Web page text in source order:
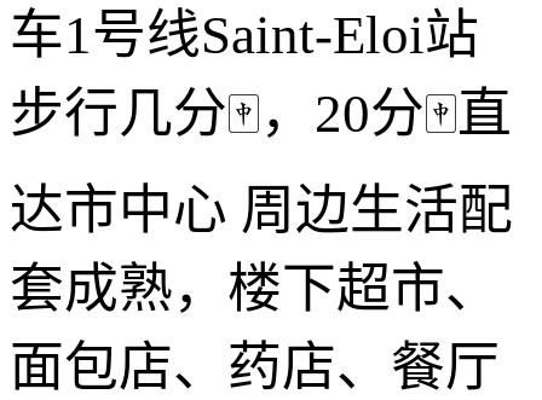
车1号线Saint-Eloi站
步行几分🀄️，20分🀄️直
达市中心 周边生活配
套成熟，楼下超市、
面包店、药店、餐厅